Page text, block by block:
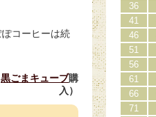
コーヒーは続
黒ごまキューブ購
入）
36
41
46
51
56
61
66
71